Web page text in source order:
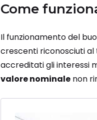
Come
Il funzionamento del
crescenti riconosciuti al
accreditati gli interessi
valore nominalenon